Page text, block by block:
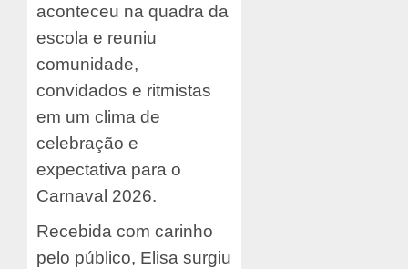
aconteceu na quadra da
escola e reuniu
comunidade,
convidados e ritmistas
em um clima de
celebração e
expectativa para o
Carnaval 2026.
Recebida com carinho
pelo público, Elisa surgiu